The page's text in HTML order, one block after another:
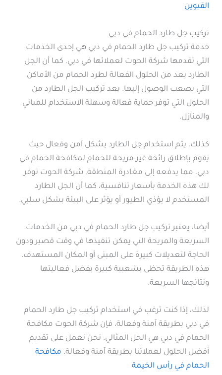
القيوين
تركيب جل طارد الحمام في دبي
خدمة تركيب جل طارد الحمام في دبي هي إحدى الخدمات
التي تقدمها شركة الحوت لعملائها في دبي. كما أن الجل
الطارد يعد من الحلول الفعالة لطرد الحمام من الأماكن
التي يصعب الوصول إليها. يعد تركيب الجل الطارد من
الحلول التي توفر حماية فعالة وسهلة الاستخدام للمباني
والمنازل.
كذلك، يتم استخدام جل الطارد بشكل آمن وفعال حيث
يقوم بإطلاق رائحة غير مريحة للحمام لمكافحة الحمام في
دبي، مما يدفعه إلى مغادرة المنطقة. شركة الحوت توفر
لك هذه الخدمة بأسعار تنافسية، كما أن الجل الطارد
المستخدم لا يؤذي الطيور أو يؤثر على البيئة بشكل سلبي.
أيضا، يعتبر تركيب جل طارد الحمام في دبي من الخدمات
السريعة والمريحة التي يمكن تنفيذها في وقت قصير ودون
الحاجة لتعديلات كبيرة على المبنى أو المكان المستهدف.
هذه الطريقة تحظى بشعبية كبيرة بفضل فعاليتها
ونتائجها السريعة.
لذلك، إذا كنت ترغب في استخدام تركيب جل طارد الحمام
في دبي بطريقة آمنة وفعالة، فإن شركة الحوت مكافحة
الحمام في دبي هي الحل المثالي. نحن نعمل على تقديم
أفضل الحلول لعملائنا بطريقة آمنة وفعالة. مكافحة
الحمام في رأس الخيمة